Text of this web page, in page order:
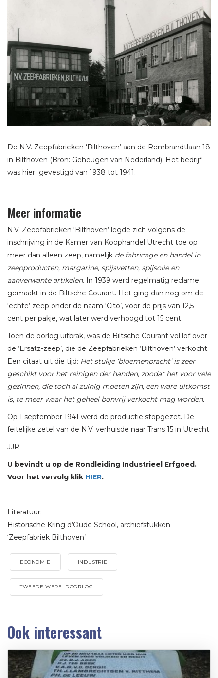
De N.V. Zeepfabrieken ‘Bilthoven’ aan de Rembrandtlaan 18
in Bilthoven (Bron: Geheugen van Nederland). Het bedrijf
was hier gevestigd van 1938 tot 1941.
Meer informatie
N.V. Zeepfabrieken ‘Bilthoven’ legde zich volgens de
inschrijving in de Kamer van Koophandel Utrecht toe op
meer dan alleen zeep, namelijk de fabricage en handel in
zeepproducten, margarine, spijsvetten, spijsolie en
aanverwante artikelen. In 1939 werd regelmatig reclame
gemaakt in de Biltsche Courant. Het ging dan nog om de
‘echte’ zeep onder de naam ‘Cito’, voor de prijs van 12,5
cent per pakje, wat later werd verhoogd tot 15 cent.
Toen de oorlog uitbrak, was de Biltsche Courant vol lof over
de ‘Ersatz-zeep’, die de Zeepfabrieken ‘Bilthoven’ verkocht.
Een citaat uit die tijd: Het stukje ‘bloemenpracht’ is zeer
geschikt voor het reinigen der handen, zoodat het voor vele
gezinnen, die toch al zuinig moeten zijn, een ware uitkomst
is, te meer waar het geheel bonvrij verkocht mag worden.
Op 1 september 1941 werd de productie stopgezet. De
feitelijke zetel van de N.V. verhuisde naar Trans 15 in Utrecht.
JJR
U bevindt u op de Rondleiding Industrieel Erfgoed.
Voor het vervolg klik HIER.
Literatuur:
Historische Kring d’Oude School, archiefstukken
‘Zeepfabriek Bilthoven’
ECONOMIE INDUSTRIE
TWEEDE WERELDOORLOG
Ook interessant